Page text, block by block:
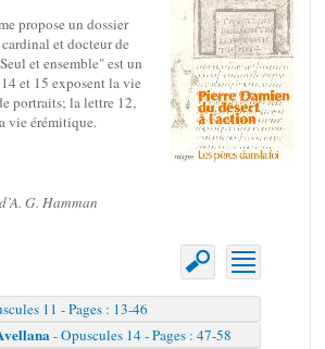
propose un dossier
et docteur de
et ensemble" est un
et 15 exposent la vie
portraits; la lettre 12,
vie érémitique.
G. Hamman
11 - Pages : 13-46
- Opuscules 14 - Pages : 47-58